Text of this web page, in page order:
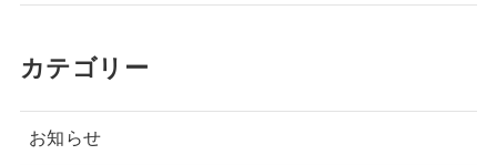
カテゴリー
お知らせ